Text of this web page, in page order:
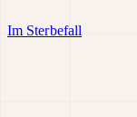
Im Sterbefall